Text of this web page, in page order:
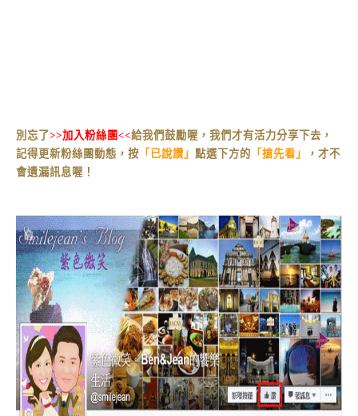
別忘了>>加入粉絲團<<給我們鼓勵喔，我們才有活力分享下去，
記得更新粉絲團動態，按 「已說讚」 點選下方的 「搶先看」
，才不
會遺漏訊息喔！